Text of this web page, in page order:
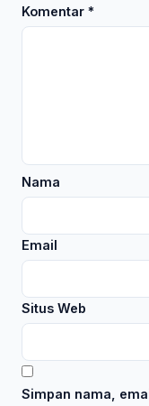
Komentar *
Nama
Email
Situs Web
Simpan nama,